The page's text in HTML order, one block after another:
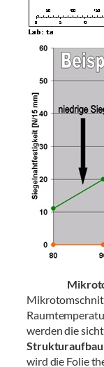
werden die
Strukturaufbau
wird die Folie